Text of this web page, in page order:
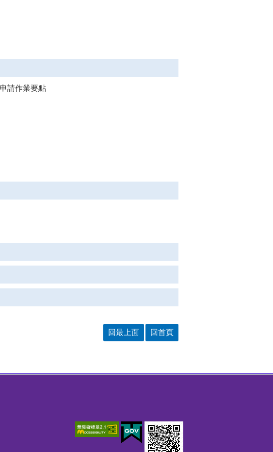
請作業要點
回最上面 回首頁